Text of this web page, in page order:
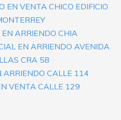
EN VENTA CHICO EDIFICIO
EN ARRIENDO CHIA
EN ARRIENDO AVENIDA
CRA 58
ARRIENDO CALLE 114
VENTA CALLE 129